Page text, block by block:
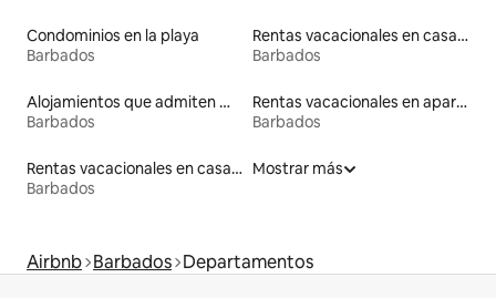
Condominios en la playa
Barbados
Rentas vacacionales en casas adosadas
Barbados
Alojamientos que admiten mascotas
Barbados
Rentas vacacionales en apartoteles
Barbados
Rentas vacacionales en casas de huéspedes
Barbados
Mostrar más
Airbnb Barbados Departamentos